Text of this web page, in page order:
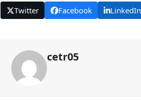
Twitter Facebook LinkedIn
cetr05